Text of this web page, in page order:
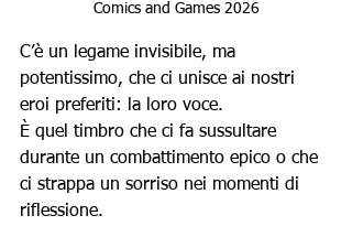
Comics and Games 2026
C’è un legame invisibile, ma
potentissimo, che ci unisce ai nostri
eroi preferiti: la loro voce.
È quel timbro che ci fa sussultare
durante un combattimento epico o che
ci strappa un sorriso nei momenti di
riflessione.